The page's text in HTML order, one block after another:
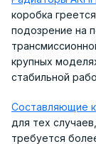
коробка
подозрение на
крупных
стабильной
Составляющие
для тех
требуется